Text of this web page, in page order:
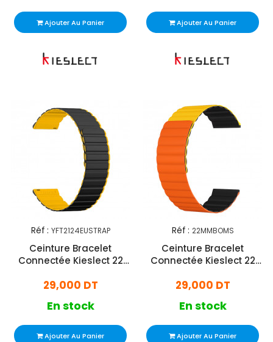
Ajouter Au Panier Ajouter Au Panier
Réf : YFT2124EUSTRAP
Ceinture Bracelet
Connectée Kieslect 22
29,000 DT
En stock
Ajouter Au Panier
Réf : 22MMBOMS
Ceinture Bracelet
Connectée Kieslect 22
29,000 DT
En stock
Ajouter Au Panier